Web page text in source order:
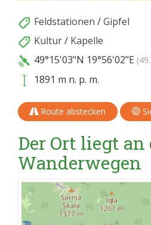
Feldstationen /Gipfel
Kultur/ Kapelle
49°15'03"N 19°56'02"E
1891 m n. p. m.
Route abstecken
Der Ort liegt an
Wanderwegen